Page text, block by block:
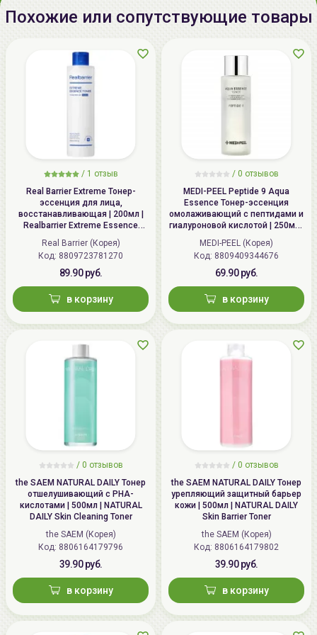
Korea, Samjak-ro 163 beon-gil 62,
Импортер в
Беларусь:
ИП Мигаль Наталья Петровна,
УНП 192179286 Беларусь,
220020 Минск, ул.Радужная 4/1-
Похожие или сопутствующие товары
/ 1 отзыв
Real Barrier Extreme Тонер-
эссенция для лица,
восстанавливающая | 200мл |
Realbarrier Extreme Essence
Toner (Original)
Real Barrier (Корея)
Код: 8809723781270
89.90 руб.
в корзину
/ 0 отзывов
MEDI-PEEL Peptide 9 Aqua
Essence Тонер-эссенция
омолаживающий с пептидами и
гиалуроновой кислотой | 250мл |
Peptide 9 Aqua Essence Toner
MEDI-PEEL (Корея)
Код: 8809409344676
69.90 руб.
в корзину
/ 0 отзывов
the SAEM NATURAL DAILY Тонер
отшелушивающий с PHA-
кислотами | 500мл | NATURAL
DAILY Skin Cleaning Toner
the SAEM (Корея)
Код: 8806164179796
39.90 руб.
в корзину
/ 0 отзывов
the SAEM NATURAL DAILY Тонер
урепляющий защитный барьер
кожи | 500мл | NATURAL DAILY
Skin Barrier Toner
the SAEM (Корея)
Код: 8806164179802
39.90 руб.
в корзину